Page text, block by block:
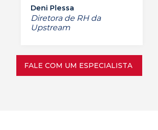
Deni Plessa
Diretora de RH da
Upstream
FALE COM UM ESPECIALISTA